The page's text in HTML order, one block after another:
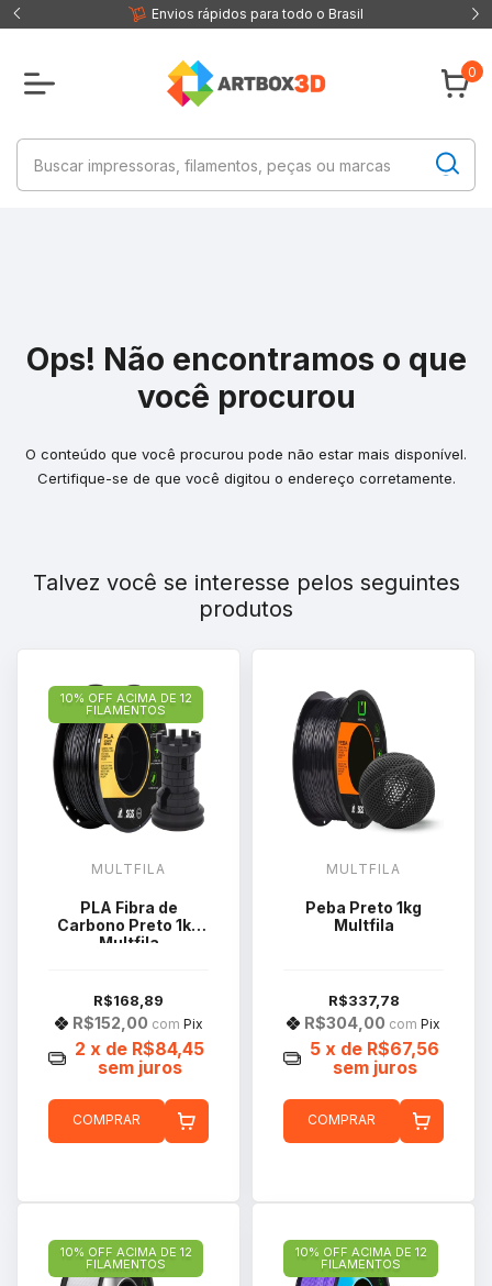
Envios rápidos para todo o Brasil
0
Ops! Não encontramos o que
você procurou
O conteúdo que você procurou pode não estar mais disponível.
Certifique-se de que você digitou o endereço corretamente.
Talvez você se interesse pelos seguintes
produtos
10% OFF ACIMA DE 12
FILAMENTOS
MULTFILA
PLA Fibra de
Carbono Preto 1kg
Multfila
R$168,89
R$152,00 com Pix
2 x de R$84,45
sem juros
COMPRAR
MULTFILA
Peba Preto 1kg
Multfila
R$337,78
R$304,00 com Pix
5 x de R$67,56
sem juros
COMPRAR
10% OFF ACIMA DE 12
FILAMENTOS
10% OFF ACIMA DE 12
FILAMENTOS